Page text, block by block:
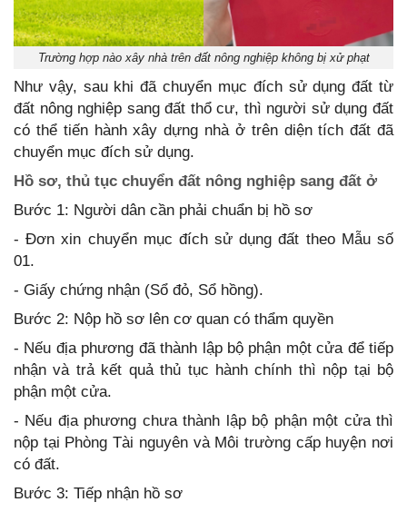
Trường hợp nào xây nhà trên đất nông nghiệp không bị xử phạt
Như vậy, sau khi đã chuyển mục đích sử dụng đất từ
đất nông nghiệp sang đất thổ cư, thì người sử dụng đất
có thể tiến hành xây dựng nhà ở trên diện tích đất đã
chuyển mục đích sử dụng.
Hồ sơ, thủ tục chuyển đất nông nghiệp sang đất ở
Bước 1: Người dân cần phải chuẩn bị hồ sơ
- Đơn xin chuyển mục đích sử dụng đất theo Mẫu số
01.
- Giấy chứng nhận (Sổ đỏ, Sổ hồng).
Bước 2: Nộp hồ sơ lên cơ quan có thẩm quyền
- Nếu địa phương đã thành lập bộ phận một cửa để tiếp
nhận và trả kết quả thủ tục hành chính thì nộp tại bộ
phận một cửa.
- Nếu địa phương chưa thành lập bộ phận một cửa thì
nộp tại Phòng Tài nguyên và Môi trường cấp huyện nơi
có đất.
Bước 3: Tiếp nhận hồ sơ